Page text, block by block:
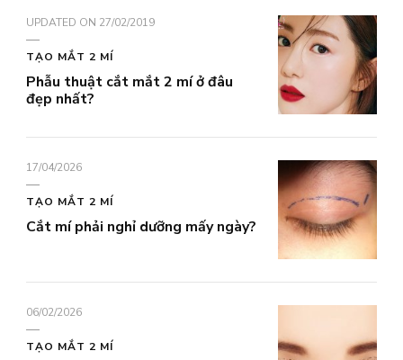
UPDATED ON 27/02/2019
TẠO MẮT 2 MÍ
Phẫu thuật cắt mắt 2 mí ở đâu
đẹp nhất?
17/04/2026
TẠO MẮT 2 MÍ
Cắt mí phải nghỉ dưỡng mấy ngày?
06/02/2026
TẠO MẮT 2 MÍ